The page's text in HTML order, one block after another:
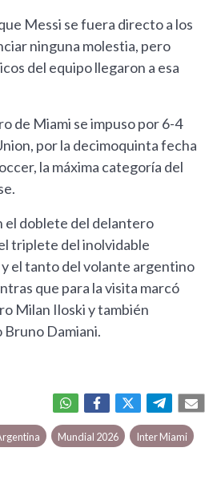
Messi se fuera directo a los
ninguna molestia, pero
del equipo llegaron a esa
de Miami se impuso por 6-4
por la decimoquinta fecha
la máxima categoría del
el doblete del delantero
triplete del inolvidable
el tanto del volante argentino
que para la visita marcó
Milan Iloski y también
Damiani.
Mundial 2026 Inter Miami